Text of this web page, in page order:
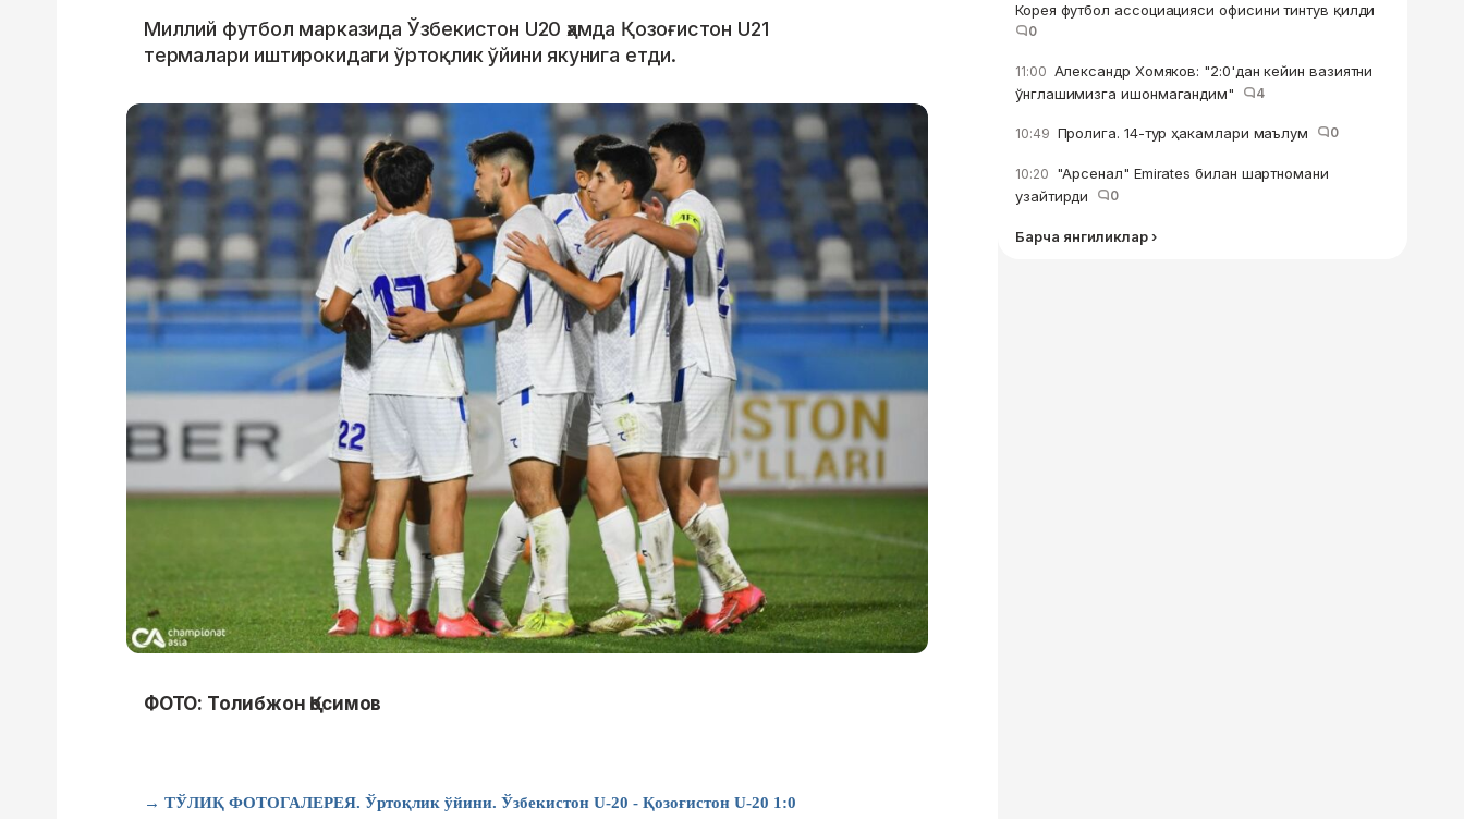
Миллий футбол марказида Ўзбекистон U20 ҳамда Қозоғистон U21
термалари иштирокидаги ўртоқлик ўйини якунига етди.
ФОТО: Толибжон Қосимов
→ ТЎЛИҚ ФОТОГАЛЕРЕЯ. Ўртоқлик ўйини. Ўзбекистон U-20 - Қозоғистон U-20 1:0
Корея футбол ассоциацияси офисини тинтув қилди
0
11:00 Александр Хомяков: "2:0'дан кейин вазиятни
ўнглашимизга ишонмагандим"
4
10:49 Пролига. 14-тур ҳакамлари маълум 0
10:20 "Арсенал" Emirates билан шартномани
узайтирди
0
Барча янгиликлар ›